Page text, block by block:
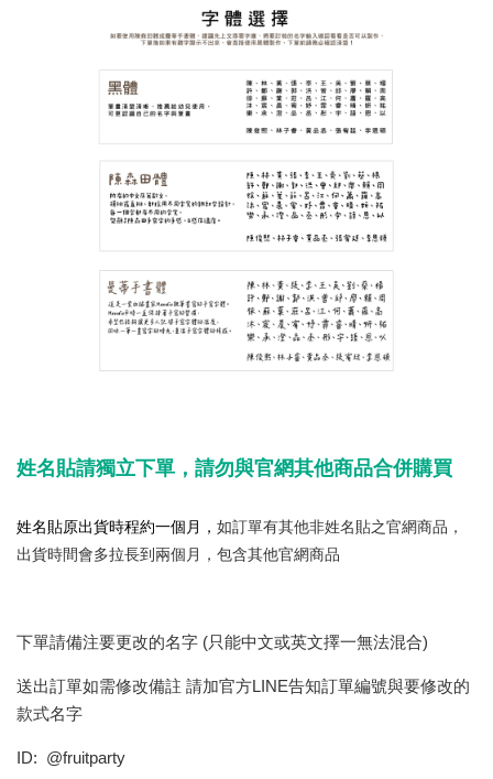
姓名貼請獨立下單，請勿與官網其他商品合併購買
姓名貼原出貨時程約一個月， 如訂單有其他非姓名貼之官網商品，
出貨時間會多拉長到兩個月，包含其他官網商品
下單請備注要更改的名字 (只能中文或英文擇一無法混合)
送出訂單如需修改備註 請加官方LINE告知訂單編號與要修改的
款式名字
ID: @fruitparty